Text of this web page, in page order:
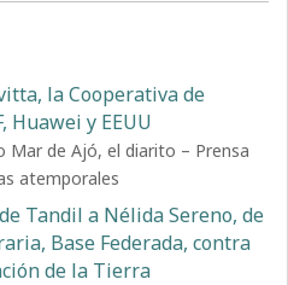
la Cooperativa de
Huawei y EEUU
Mar de Ajó, el diarito – Prensa
atemporales
Tandil a Nélida Sereno, de
Base Federada, contra
de la Tierra